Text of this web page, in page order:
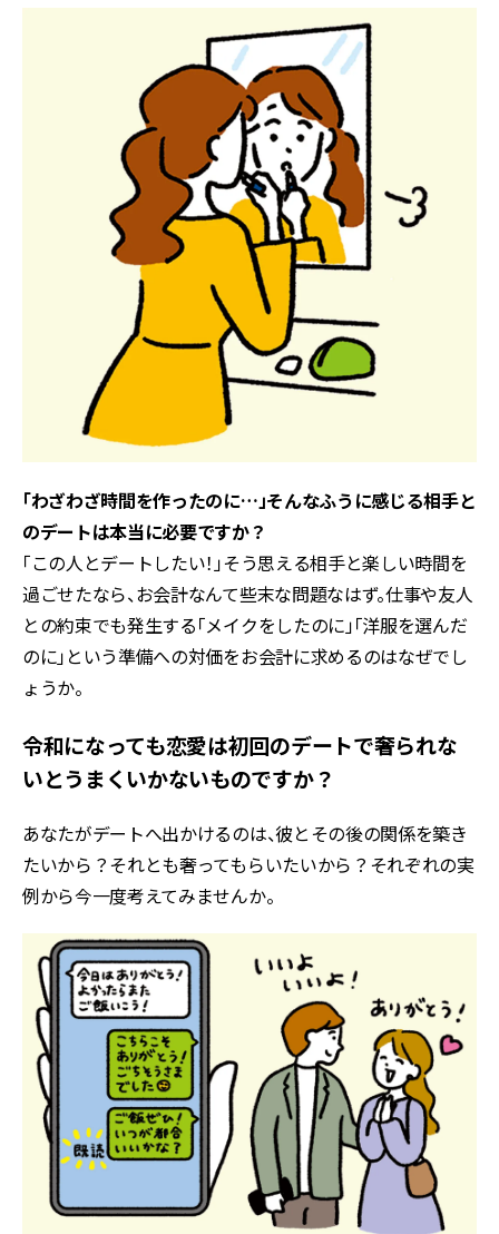
「わざわざ時間を作ったのに…」そんなふうに感じる相手と
のデートは本当に必要ですか？
「この人とデートしたい！」そう思える相手と楽しい時間を
過ごせたなら、お会計なんて些末な問題なはず。仕事や友人
との約束でも発生する「メイクをしたのに」「洋服を選んだ
のに」という準備への対価をお会計に求めるのはなぜでし
ょうか。
令和になっても恋愛は初回のデートで奢られな
いとうまくいかないものですか？
あなたがデートへ出かけるのは、彼とその後の関係を築き
たいから？それとも奢ってもらいたいから？それぞれの実
例から今一度考えてみませんか。